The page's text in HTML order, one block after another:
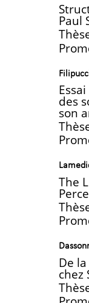
Paul
des
son
The
De
chez